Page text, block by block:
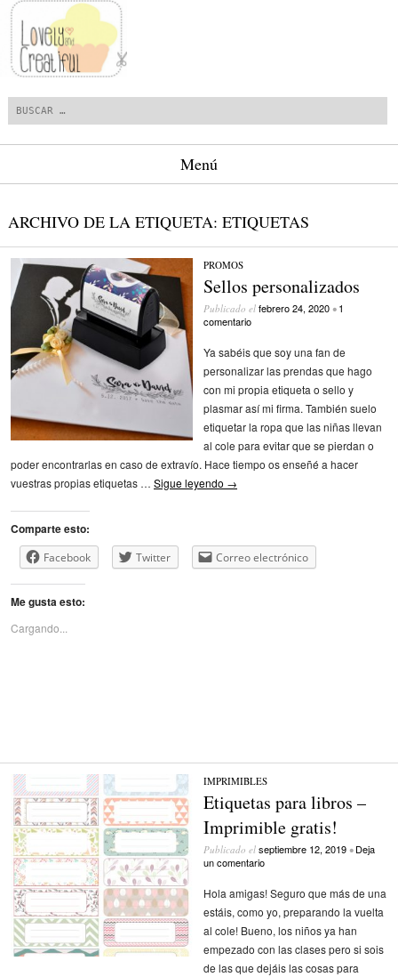
Menú
ARCHIVO DE LA ETIQUETA: ETIQUETAS
PROMOS
Sellos personalizados
Publicado el febrero 24, 2020 • 1
comentario
Ya sabéis que soy una fan de
personalizar las prendas que hago
con mi propia etiqueta o sello y
plasmar así mi firma. También suelo
etiquetar la ropa que las niñas llevan
al cole para evitar que se pierdan o
poder encontrarlas en caso de extravío. Hace tiempo os enseñé a hacer
vuestras propias etiquetas … Sigue leyendo →
Comparte esto:
Facebook Twitter Correo electrónico
Me gusta esto:
Cargando...
IMPRIMIBLES
Etiquetas para libros –
Imprimible gratis!
Publicado el septiembre 12, 2019 • Deja
un comentario
Hola amigas! Seguro que más de una
estáis, como yo, preparando la vuelta
al cole! Bueno, los niños ya han
empezado con las clases pero si sois
de las que dejáis las cosas para